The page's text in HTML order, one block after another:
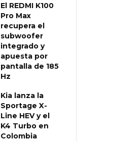
El REDMI K100
Pro Max
recupera el
subwoofer
integrado y
apuesta por
pantalla de 185
Hz
Kia lanza la
Sportage X-
Line HEV y el
K4 Turbo en
Colombia